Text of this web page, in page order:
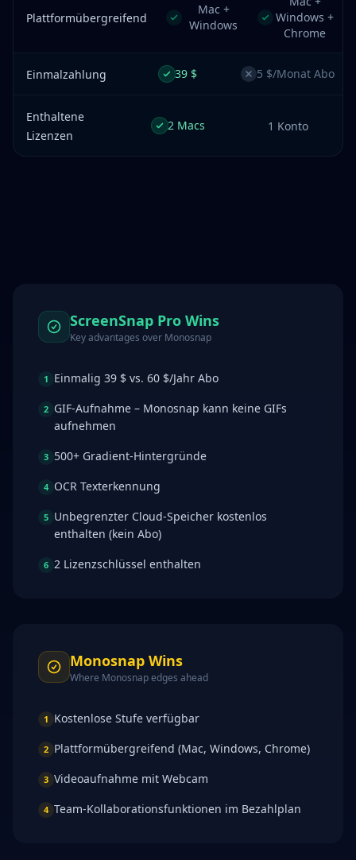
Plattformübergreifend
Mac +
Windows
Windows +
Chrome
Einmalzahlung 39 $ 5 $/Monat Abo
Enthaltene
Lizenzen
2 Macs 1 Konto
ScreenSnap Pro Wins
Key advantages over Monosnap
1 Einmalig 39 $ vs. 60 $/Jahr Abo
2 GIF-Aufnahme – Monosnap kann keine GIFs
aufnehmen
3 500+ Gradient-Hintergründe
4 OCR Texterkennung
5 Unbegrenzter Cloud-Speicher kostenlos
enthalten (kein Abo)
6 2 Lizenzschlüssel enthalten
Monosnap Wins
Where Monosnapedges ahead
1 Kostenlose Stufe verfügbar
2 Plattformübergreifend (Mac, Windows, Chrome)
3 Videoaufnahme mit Webcam
4 Team-Kollaborationsfunktionen im Bezahlplan